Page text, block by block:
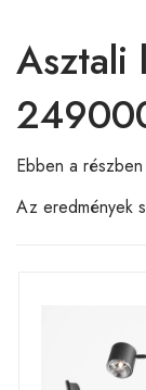
Asztali
Ebben a
Az eredmények